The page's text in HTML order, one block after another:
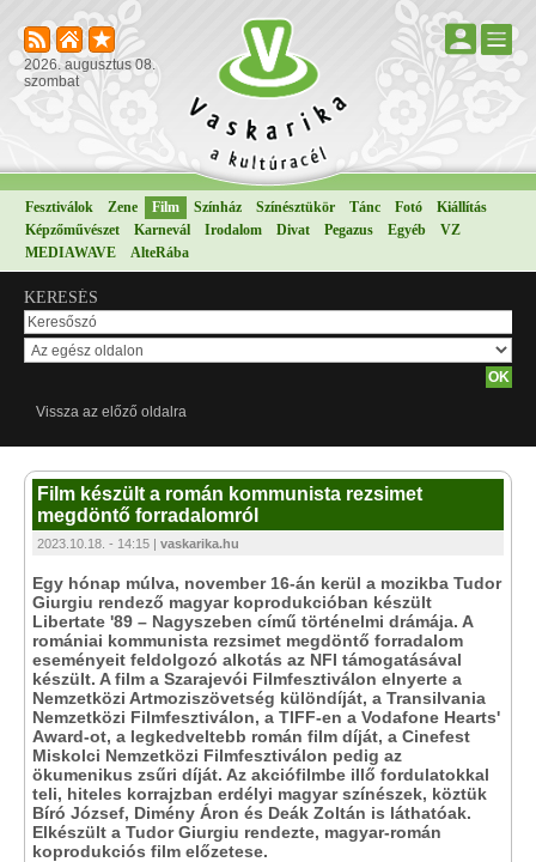
2026. augusztus 08.
szombat
Fesztiválok Zene Film Színház Színésztükör Tánc Fotó
Kiállítás
Képzőművészet
Karnevál Irodalom Divat Pegazus Egyéb
VZ
MEDIAWAVE
AlteRába
KERESÉS
Vissza az előző oldalra
Film készült a román kommunista rezsimet
megdöntő forradalomról
2023.10.18. - 14:15 | vaskarika.hu
Egy hónap múlva, november 16-án kerül a mozikba Tudor
Giurgiu rendező magyar koprodukcióban készült
Libertate '89 – Nagyszeben című történelmi drámája. A
romániai kommunista rezsimet megdöntő forradalom
eseményeit feldolgozó alkotás az NFI támogatásával
készült. A film a Szarajevói Filmfesztiválon elnyerte a
Nemzetközi Artmoziszövetség különdíját, a Transilvania
Nemzetközi Filmfesztiválon, a TIFF-en a Vodafone Hearts'
Award-ot, a legkedveltebb román film díját, a Cinefest
Miskolci Nemzetközi Filmfesztiválon pedig az
ökumenikus zsűri díját. Az akciófilmbe illő fordulatokkal
teli, hiteles korrajzban erdélyi magyar színészek, köztük
Bíró József, Dimény Áron és Deák Zoltán is láthatóak.
Elkészült a Tudor Giurgiu rendezte, magyar-román
koprodukciós film előzetese.